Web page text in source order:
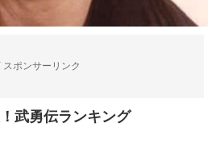
スポンサーリンク
武勇伝ランキング